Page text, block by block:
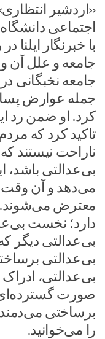
«اردشیر
اجتماعی
با خبرنگار ایلنا
جامعه و علل آن
جامعه نخبگانی
جمله عوارض
کرد. او ضمن رد
تاکید کرد که
ناراحت نیستند که
بی‌عدالتی باشد،
می‌دهد و آن وقت
معترض می‌شوند.
دارد؛ نخست
بی‌عدالتی دیگر
بی‌عدالتی
بی‌عدالتی،
صورت
برساختی
را می‌خوانید.